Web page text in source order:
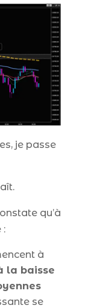
je passe
qu’à
:
à
la baisse
se